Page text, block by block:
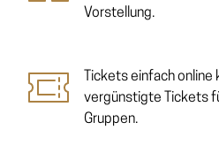
Vorstellung.
Tickets einfach
vergünstigte Tickets
Gruppen.